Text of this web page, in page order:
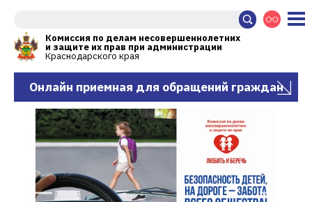
Комиссия по делам несовершеннолетних
и защите их прав при администрации
Краснодарского края
Онлайн приемная для обращений граждан